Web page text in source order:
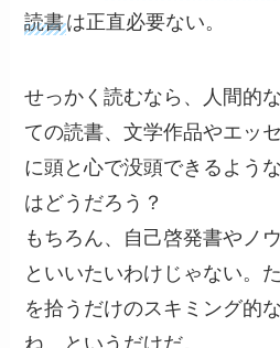
読書は正直必要ない。
せっかく読むなら、人間的
ての読書、文学作品やエッ
に頭と心で没頭できるよう
はどうだろう？
もちろん、自己啓発書やノ
といいたいわけじゃない。
を拾うだけのスキミング的